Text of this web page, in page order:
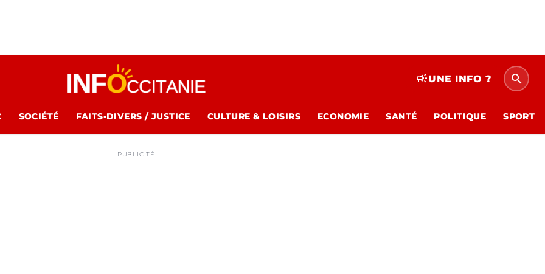
campaignUNE INFO ? search
SOCIÉTÉ FAITS-DIVERS / JUSTICE CULTURE & LOISIRS ECONOMIE SANTÉ POLITIQUE SPORT
PUBLICITÉ